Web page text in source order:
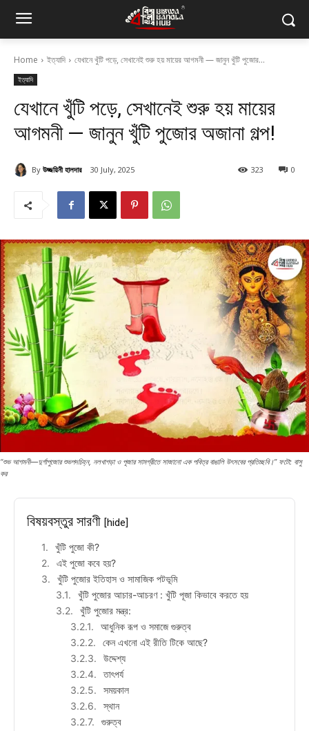
Home ইত্যাদি যেখানে খুঁটি পড়ে, সেখানেই শুরু হয় মায়ের আগমনী — জানুন খুঁটি পুজোর...
ইত্যাদি
যেখানে খুঁটি পড়ে, সেখানেই শুরু হয় মায়ের
আগমনী — জানুন খুঁটি পুজোর অজানা গল্প!
By উজ্জয়িনী হালদার 30 July, 2025 0
323
“শুভ আগমনী—দুর্গাপুজোর শুভপদচিহ্ন, নলখাগড়া ও পূজার সামগ্রীতে সাজানো এক পবিত্র বাঙালি উৎসবের প্রতিচ্ছবি।” ফটো: বাসু
কর
বিষয়বস্তুর সারণী [hide]
খুঁটি পুজো কী?
এই পুজো কবে হয়?
খুঁটি পুজোর ইতিহাস ও সামাজিক পটভূমি
খুঁটি পুজোর আচার-আচরণ : খুঁটি পূজা কিভাবে করতে হয়
খুঁটি পুজোর মন্ত্র:
আধুনিক রূপ ও সমাজে গুরুত্ব
কেন এখনো এই রীতি টিকে আছে?
উদ্দেশ্য
তাৎপর্য
সময়কাল
স্থান
গুরুত্ব